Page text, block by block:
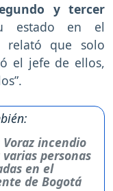
y tercer
estado en el
relató que solo
el jefe de ellos,
Voraz incendio
personas
en el
de Bogotá